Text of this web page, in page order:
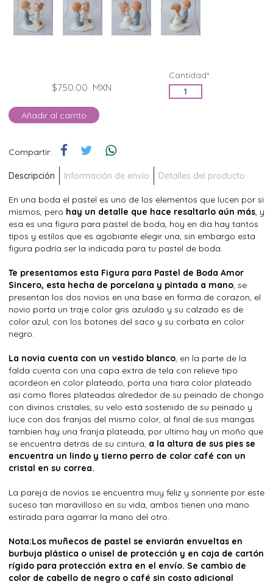
$750.00 MXN
Cantidad*
Añadir al carrito
Compartir:
Descripción Información de envío Detalles del producto
En una boda el pastel es uno de los elementos que lucen por si
mismos, pero hay un detalle que hace resaltarlo aún más, y
esa es una figura para pastel de boda, hoy en dia hay tantos
tipos y estilos que es agobiante elegir una, sin embargo esta
figura podría ser la indicada para tu pastel de boda.
Te presentamos esta Figura para Pastel de Boda Amor
Sincero, esta hecha de porcelana y pintada a mano, se
presentan los dos novios en una base en forma de corazon, el
novio porta un traje color gris azulado y su calzado es de
color azul, con los botones del saco y su corbata en color
negro.
La novia cuenta con un vestido blanco, en la parte de la
falda cuenta con una capa extra de tela con relieve tipo
acordeon en color plateado, porta una tiara color plateado
asi como flores plateadas alrededor de su peinado de chongo
con divinos cristales, su velo está sostenido de su peinado y
luce con dos franjas del mismo color, al final de sus mangas
tambien hay una franja plateada, por ultimo hay un moño que
se encuentra detrás de su cintura, a la altura de sus pies se
encuentra un lindo y tierno perro de color café con un
cristal en su correa.
La pareja de novios se encuentra muy feliz y sonriente por este
suceso tan maravilloso en su vida, ambos tienen una mano
estirada para agarrar la mano del otro.
Nota:Los muñecos de pastel se enviarán envueltas en
burbuja plástica o unisel de protección y en caja de cartón
rígido para protección extra en el envío. Se cambio de
color de cabello de negro o café sin costo adicional